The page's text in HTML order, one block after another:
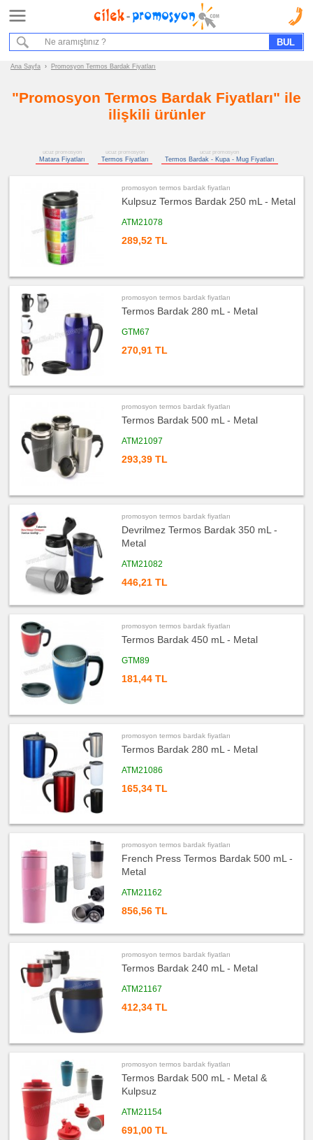
Ana Sayfa › Promosyon Termos Bardak Fiyatları
"Promosyon Termos Bardak Fiyatları" ile
ilişkili ürünler
ucuz promosyon
Matara Fiyatları
ucuz promosyon
Termos Fiyatları
ucuz promosyon
Termos Bardak - Kupa - Mug Fiyatları
promosyon termos bardak fiyatları
Kulpsuz Termos Bardak 250 mL - Metal
ATM21078
289,52 TL
promosyon termos bardak fiyatları
Termos Bardak 280 mL - Metal
GTM67
270,91 TL
promosyon termos bardak fiyatları
Termos Bardak 500 mL - Metal
ATM21097
293,39 TL
promosyon termos bardak fiyatları
Devrilmez Termos Bardak 350 mL -
Metal
ATM21082
446,21 TL
promosyon termos bardak fiyatları
Termos Bardak 450 mL - Metal
GTM89
181,44 TL
promosyon termos bardak fiyatları
Termos Bardak 280 mL - Metal
ATM21086
165,34 TL
promosyon termos bardak fiyatları
French Press Termos Bardak 500 mL -
Metal
ATM21162
856,56 TL
promosyon termos bardak fiyatları
Termos Bardak 240 mL - Metal
ATM21167
412,34 TL
promosyon termos bardak fiyatları
Termos Bardak 500 mL - Metal &
Kulpsuz
ATM21154
691,00 TL
Ana Sayfa
Hizmet Akışımız
Promosyon
promosyon
Matara
Bardak
promosyon
Matara
promosyon
Termos
ucuz
Termos
Bardak
-
Kupa
Mug
ucuz
promosyon
Ajanda
Organizer
Geri
Dönüşümlü
Ürünler
ucuz
promosyon
Anahtarlık
promosyon
Makinesi
ucuz
promosyon
Makyaj
Aynası
Manikür
Seti
promosyon
Metre
&
Mezura
ucuz
promosyon
Çakı
El
Feneri
promosyon
&
Küllük
promosyon
Masa
Askısı
PowerBank
Kablosu
ucuz
Bellek
Saat
promosyon
Kalem
ucuz
promosyon
ucuz
promosyon
Radyo
ucuz
promosyon